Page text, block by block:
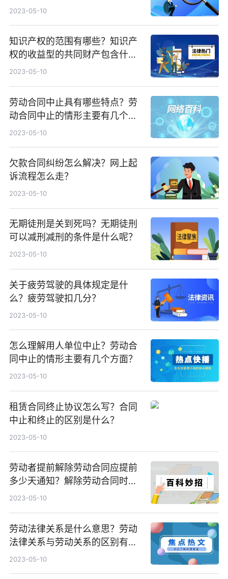
2023-05-10
知识产权的范围有哪些？知识产
权的收益型的共同财产包含什
么？
2023-05-10
劳动合同中止具有哪些特点？劳
动合同中止的情形主要有几个方
面？
2023-05-10
欠款合同纠纷怎么解决？网上起
诉流程怎么走？
2023-05-10
无期徒刑是关到死吗？无期徒刑
可以减刑减刑的条件是什么呢？
2023-05-10
关于疲劳驾驶的具体规定是什
么？疲劳驾驶扣几分？
2023-05-10
怎么理解用人单位中止？劳动合
同中止的情形主要有几个方面？
2023-05-10
租赁合同终止协议怎么写？合同
中止和终止的区别是什么？
2023-05-10
劳动者提前解除劳动合同应提前
多少天通知？解除劳动合同时应
办理哪些手续？
2023-05-10
劳动法律关系是什么意思？劳动
法律关系与劳动关系的区别有哪
些？
2023-05-10